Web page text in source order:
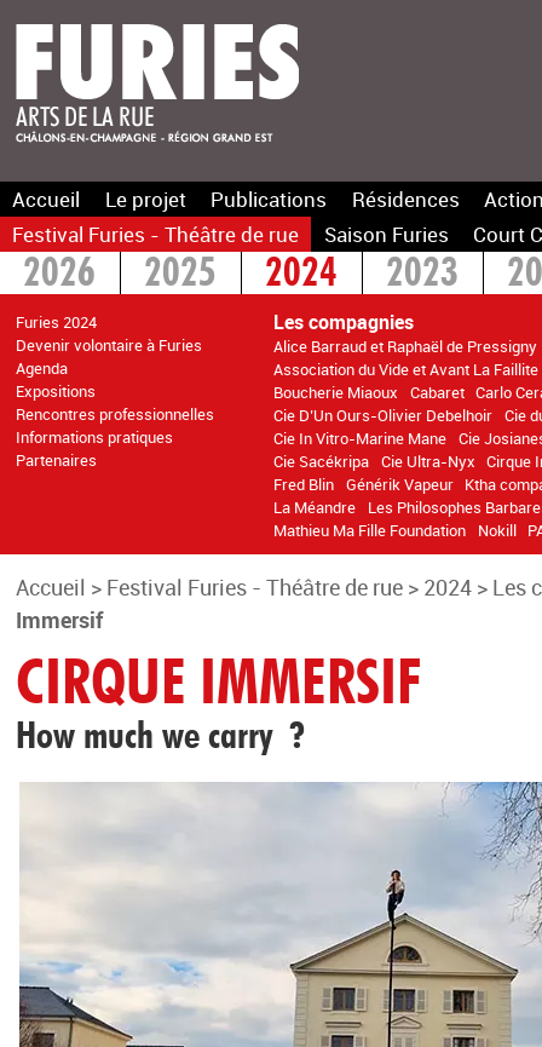
Accueil Le projet Publications Résidences
Festival Furies - Théâtre de rue
Saison Furies Court
2026 2025 2024
Furies 2024
Devenir volontaire à Furies
Agenda
Expositions
Rencontres professionnelles
Informations pratiques
Partenaires
Les compagnies
Alice Barraud et Raphaël de Pressigny
Association du Vide et Avant La Faillite
Boucherie Miaoux
Cabaret Carlo
Cie D’Un Ours-Olivier Debelhoir Cie
Cie In Vitro-Marine Mane Cie
Cie Sacékripa Cie Ultra-Nyx Cirque
Fred Blin Générik Vapeur Ktha
La Méandre
Les Philosophes
Mathieu Ma Fille Foundation
Nokill
2023
2016
>2014
Accueil > Festival Furies - Théâtre de rue > 2024 > Les
Immersif
CIRQUE IMMERSIF
How much we carry ?